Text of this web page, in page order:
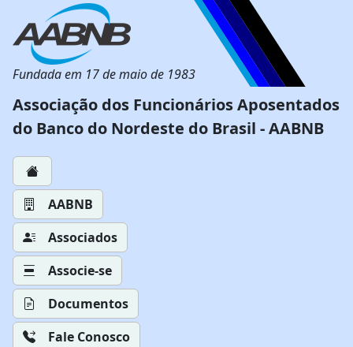
Fundada em 17 de maio de 1983
Associação dos Funcionários Aposentados
do Banco do Nordeste do Brasil - AABNB
AABNB
Associados
Associe-se
Documentos
Fale Conosco